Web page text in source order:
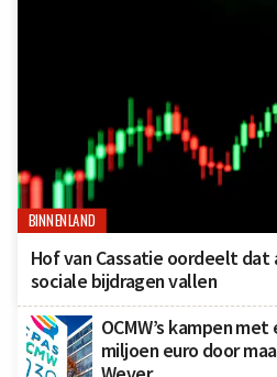
BINNENLAND
Hof van Cassatie oordeelt
sociale bijdragen vallen
OCMW’s kampen
miljoen euro door